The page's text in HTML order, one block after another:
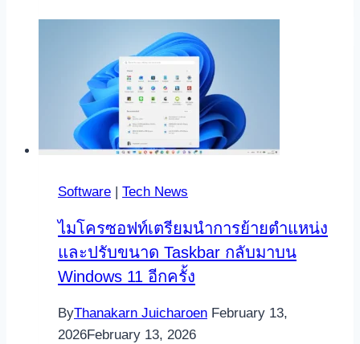
Software | Tech News
ไมโครซอฟท์เตรียมนำการย้ายตำแหน่ง
และปรับขนาด Taskbar กลับมาบน
Windows 11 อีกครั้ง
ByThanakarn Juicharoen February 13,
2026February 13, 2026